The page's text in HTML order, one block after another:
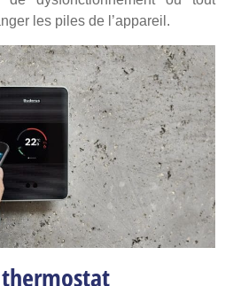
les piles de l’appareil.